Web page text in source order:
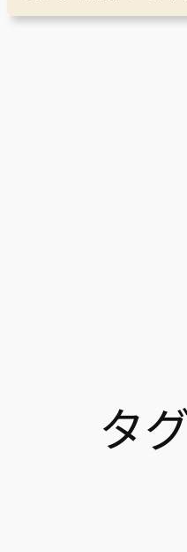
タ